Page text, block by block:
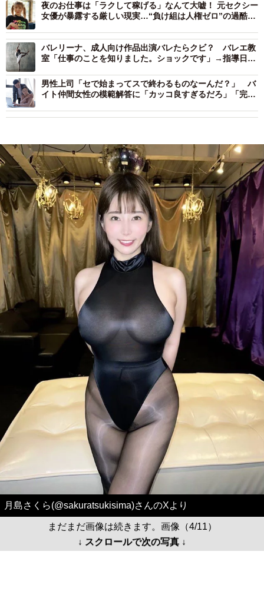
夜のお仕事は「ラクして稼げる」なんて大嘘！ 元セクシー
女優が暴露する厳しい現実…“負け組は人権ゼロ”の過酷な
バレリーナ、成人向け作品出演バレたらクビ？ バレエ教
室「仕事のことを知りました。ショックです」→指導日ゼ
両論
男性上司「セで始まってスで終わるものなーんだ？」 バ
イト仲間女性の模範解答に「カッコ良すぎるだろ」「完璧
月島さくら(@sakuratsukisima)さんのXより
まだまだ画像は続きます。画像（4/11）
↓ スクロールで次の写真 ↓